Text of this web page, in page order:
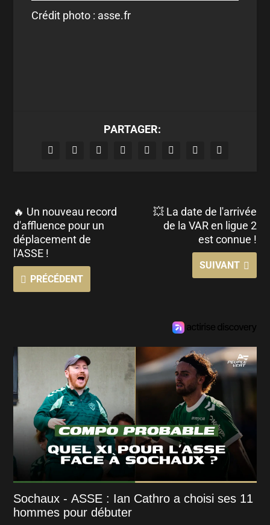
Crédit photo : asse.fr
PARTAGER:
🔥 Un nouveau record
d'affluence pour un
déplacement de
l'ASSE !
PRÉCÉDENT
💥 La date de l'arrivée
de la VAR en ligue 2
est connue !
SUIVANT
Sochaux - ASSE : Ian Cathro a choisi ses 11
hommes pour débuter